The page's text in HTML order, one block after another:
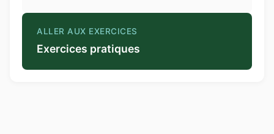
ALLER AUX EXERCICES
Exercices pratiques